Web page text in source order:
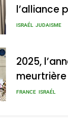
2025,
meurtrière
admin 0
rapport
FRANCE ISRAÉL
FIÈRE,
POURQUOI
MA
ISRAÉL JUDAISME